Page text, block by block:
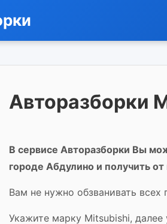
Авторазборки
В сервисе Авторазборки Вы
городе Абдулино и получить
Вам не нужно обзванивать
Укажите марку Mitsubishi,